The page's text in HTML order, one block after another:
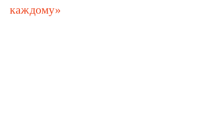
каждому»